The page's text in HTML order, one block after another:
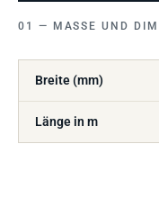
MASSE UND
Breite (mm)
Länge in m